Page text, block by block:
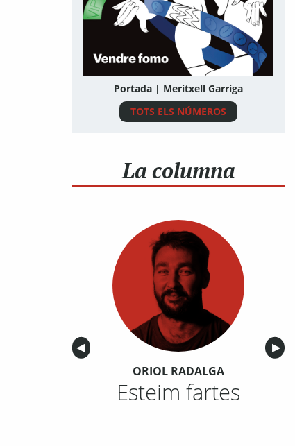
Portada | Meritxell Garriga
TOTS ELS NÚMEROS
La columna
Anterior
◀︎ ▶︎
ORIOL RADALGA
Esteim fartes